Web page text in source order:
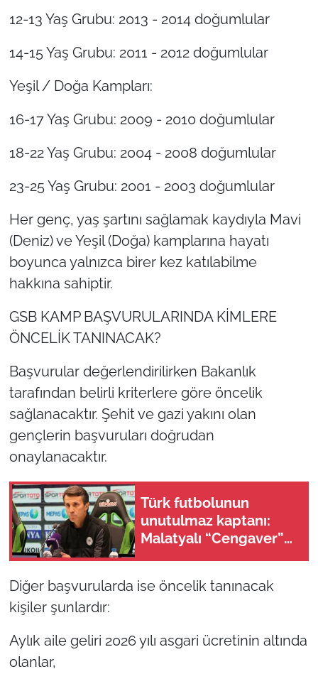
12-13 Yaş Grubu: 2013 - 2014 doğumlular
14-15 Yaş Grubu: 2011 - 2012 doğumlular
Yeşil / Doğa Kampları:
16-17 Yaş Grubu: 2009 - 2010 doğumlular
18-22 Yaş Grubu: 2004 - 2008 doğumlular
23-25 Yaş Grubu: 2001 - 2003 doğumlular
Her genç, yaş şartını sağlamak kaydıyla Mavi
(Deniz) ve Yeşil (Doğa) kamplarına hayatı
boyunca yalnızca birer kez katılabilme
hakkına sahiptir.
GSB KAMP BAŞVURULARINDA KİMLERE
ÖNCELİK TANINACAK?
Başvurular değerlendirilirken Bakanlık
tarafından belirli kriterlere göre öncelik
sağlanacaktır. Şehit ve gazi yakını olan
gençlerin başvuruları doğrudan
onaylanacaktır.
Türk futbolunun
unutulmaz kaptanı:
Malatyalı “Cengaver”
Diğer başvurularda ise öncelik tanınacak
kişiler şunlardır:
Aylık aile geliri 2026 yılı asgari ücretinin altında
olanlar,